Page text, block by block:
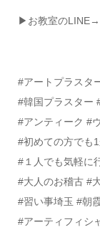
▶お教室の
#アートプラスタ
#韓国プラスター
#アンティーク #
#初めての方でも
#１人でも気軽に
#大人のお稽古 #
#習い事埼玉 #朝
#アーティフィシ